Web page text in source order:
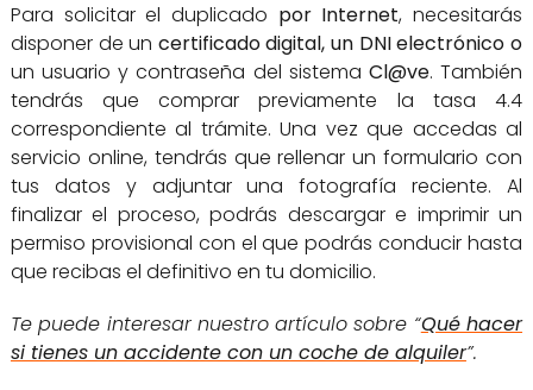
Para solicitar el duplicado por Internet, necesitarás
disponer de un certificado digital, un DNI electrónico o
un usuario y contraseña del sistema Cl@ve. También
tendrás que comprar previamente la tasa 4.4
correspondiente al trámite. Una vez que accedas al
servicio online, tendrás que rellenar un formulario con
tus datos y adjuntar una fotografía reciente. Al
finalizar el proceso, podrás descargar e imprimir un
permiso provisional con el que podrás conducir hasta
que recibas el definitivo en tu domicilio.
Te puede interesar nuestro artículo sobre “Qué hacer
si tienes un accidente con un coche de alquiler”.